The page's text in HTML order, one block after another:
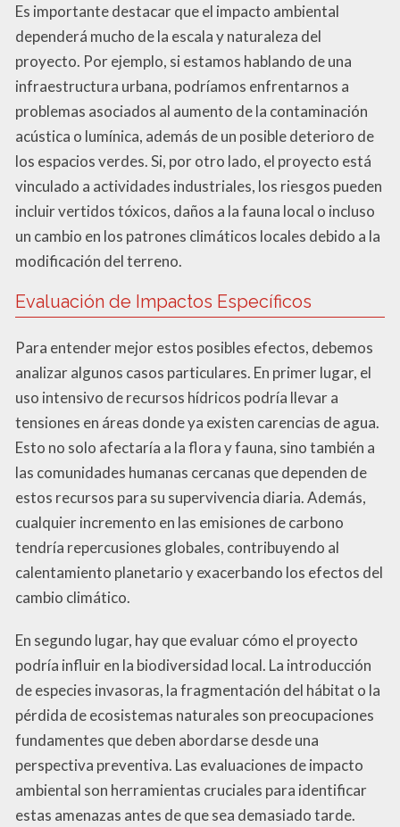
Es importante destacar que el impacto ambiental
dependerá mucho de la escala y naturaleza del
proyecto. Por ejemplo, si estamos hablando de una
infraestructura urbana, podríamos enfrentarnos a
problemas asociados al aumento de la contaminación
acústica o lumínica, además de un posible deterioro de
los espacios verdes. Si, por otro lado, el proyecto está
vinculado a actividades industriales, los riesgos pueden
incluir vertidos tóxicos, daños a la fauna local o incluso
un cambio en los patrones climáticos locales debido a la
modificación del terreno.
Evaluación de Impactos Específicos
Para entender mejor estos posibles efectos, debemos
analizar algunos casos particulares. En primer lugar, el
uso intensivo de recursos hídricos podría llevar a
tensiones en áreas donde ya existen carencias de agua.
Esto no solo afectaría a la flora y fauna, sino también a
las comunidades humanas cercanas que dependen de
estos recursos para su supervivencia diaria. Además,
cualquier incremento en las emisiones de carbono
tendría repercusiones globales, contribuyendo al
calentamiento planetario y exacerbando los efectos del
cambio climático.
En segundo lugar, hay que evaluar cómo el proyecto
podría influir en la biodiversidad local. La introducción
de especies invasoras, la fragmentación del hábitat o la
pérdida de ecosistemas naturales son preocupaciones
fundamentes que deben abordarse desde una
perspectiva preventiva. Las evaluaciones de impacto
ambiental son herramientas cruciales para identificar
estas amenazas antes de que sea demasiado tarde.